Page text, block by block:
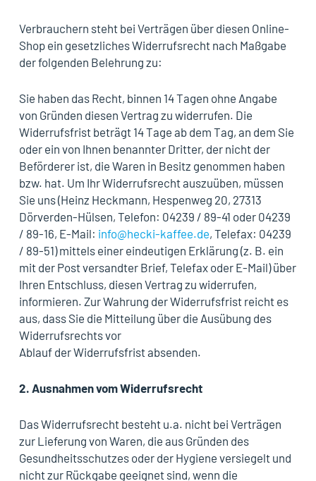
Verbrauchern steht bei Verträgen über diesen Online-
Shop ein gesetzliches Widerrufsrecht nach Maßgabe
der folgenden Belehrung zu:
Sie haben das Recht, binnen 14 Tagen ohne Angabe
von Gründen diesen Vertrag zu widerrufen. Die
Widerrufsfrist beträgt 14 Tage ab dem Tag, an dem Sie
oder ein von Ihnen benannter Dritter, der nicht der
Beförderer ist, die Waren in Besitz genommen haben
bzw. hat. Um Ihr Widerrufsrecht auszuüben, müssen
Sie uns (Heinz Heckmann, Hespenweg 20, 27313
Dörverden-Hülsen, Telefon: 04239 / 89-41 oder 04239
/ 89-16, E-Mail: info@hecki-kaffee.de, Telefax: 04239
/ 89-51) mittels einer eindeutigen Erklärung (z. B. ein
mit der Post versandter Brief, Telefax oder E-Mail) über
Ihren Entschluss, diesen Vertrag zu widerrufen,
informieren. Zur Wahrung der Widerrufsfrist reicht es
aus, dass Sie die Mitteilung über die Ausübung des
Widerrufsrechts vor
Ablauf der Widerrufsfrist absenden.
2. Ausnahmen vom Widerrufsrecht
Das Widerrufsrecht besteht u.a. nicht bei Verträgen
zur Lieferung von Waren, die aus Gründen des
Gesundheitsschutzes oder der Hygiene versiegelt und
nicht zur Rückgabe geeignet sind, wenn die